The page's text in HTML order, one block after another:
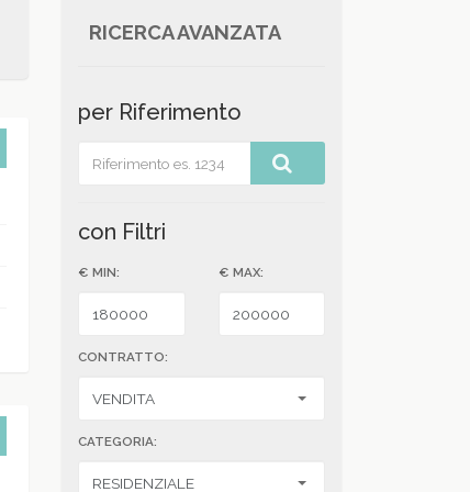
RICERCA AVANZATA
per Riferimento
con Filtri
€ MIN: € MAX:
CONTRATTO:
CATEGORIA: